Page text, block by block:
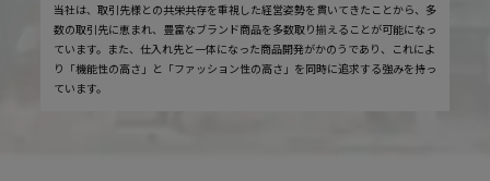
当社は、取引先様との共栄共存を重視した経営姿勢を貫いてきたことから、多
数の取引先に恵まれ、豊富なブランド商品を多数取り揃えることが可能になっ
ています。また、仕入れ先と一体になった商品開発がかのうであり、これによ
り「機能性の高さ」と「ファッション性の高さ」を同時に追求する強みを持っ
ています。